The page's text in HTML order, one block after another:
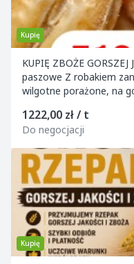
Kupię
KUPIĘ ZBOŻE GORSZEJ JAKOŚCI
paszowe Z robakiem
wilgotne porażone, na
1222,00 zł / t
Do negocjacji
Kupię